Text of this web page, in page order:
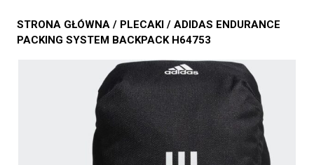
STRONA GŁÓWNA / PLECAKI / ADIDAS ENDURANCE
PACKING SYSTEM BACKPACK H64753